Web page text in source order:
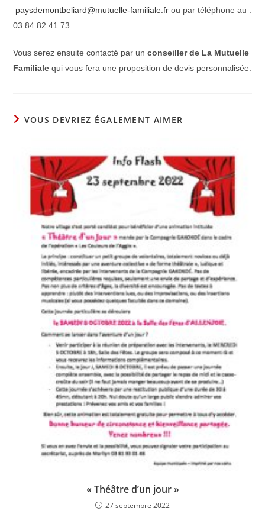
paysdemontbeliard@mutuelle-familiale.fr ou par téléphone au :
03 84 82 41 73.
Vous serez ensuite contacté par unconseiller de La Mutuelle
Familiale qui vous fera une proposition de devis personnalisée.
VOUS DEVRIEZ ÉGALEMENT AIMER
« Théâtre d’un jour »
27 septembre 2022